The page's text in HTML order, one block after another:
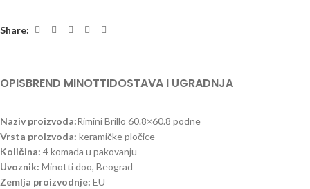
Share:
OPISBREND MINOTTIDOSTAVA I UGRADNJA
Naziv proizvoda:Rimini Brillo 60.8×60.8 podne
Vrsta proizvoda: keramičke pločice
Količina: 4 komada u pakovanju
Uvoznik: Minotti doo, Beograd
Zemlja proizvodnje: EU